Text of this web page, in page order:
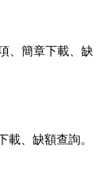
、簡章下載、缺
載、缺額查詢。